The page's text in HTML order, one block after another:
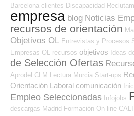
Barcelona clientes Discapacidad
empresa blog Noticias
recursos de orientación
Objetivos OL Entrevistas y Procesos
Empresas OL recursos objetivos Ideas
de Selección Ofertas
Aprodel CLM Lectura Murcia Start-ups
Orientación Laboral comunicación
Empleo Seleccionadas Infojobs
descargas Madrid Formación On-line